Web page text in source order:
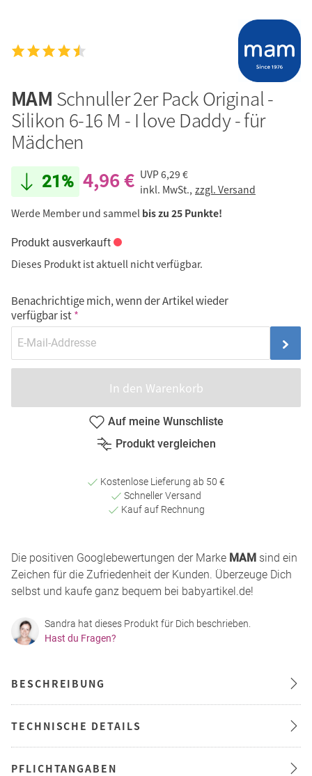
MAM Schnuller 2er Pack Original -
Silikon 6-16 M - I love Daddy - für
Mädchen
21% 4,96 € UVP6,29 €
inkl. MwSt., zzgl. Versand
Werde Member und sammel bis zu 25 Punkte!
Produkt ausverkauft
Dieses Produkt ist aktuell nicht verfügbar.
Benachrichtige mich, wenn der Artikel wieder
verfügbar ist
In den Warenkorb
Auf meine Wunschliste
Produkt vergleichen
Kostenlose Lieferung ab 50 €
Schneller Versand
Kauf auf Rechnung
Die positiven Googlebewertungen der Marke MAM sind ein
Zeichen für die Zufriedenheit der Kunden. Überzeuge Dich
selbst und kaufe ganz bequem bei babyartikel.de!
Sandra hat dieses Produkt für Dich beschrieben.
Hast du Fragen?
BESCHREIBUNG
TECHNISCHE DETAILS
PFLICHTANGABEN